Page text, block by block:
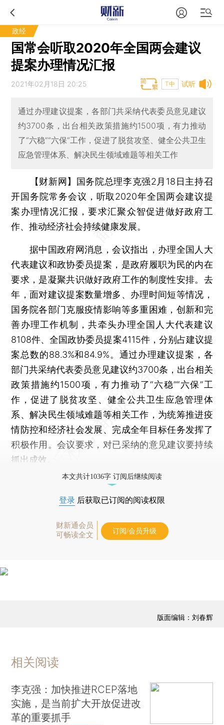
政经
国常会听取2020年全国两会建议
提案办理情况汇报
试听
2021年02月18日 20:25 T中
通过办理建议提案，各部门共采纳代表委员意见建议
约3700条，出台相关政策措施约1500项，有力推动
了“六稳”“六保”工作，促进了脱贫攻坚、健全公共卫生
应急管理体系、解决民生领域难题等相关工作
【财新网】
国务院总理李克强2月18日主持召
开国务院常务会议，听取2020年全国两会建议提
案办理情况汇报，要求汇聚众智促进做好政府工
作、推动经济社会持续健康发展。
据中国政府网消息，会议指出，办理全国人大
代表建议和政协委员提案，是政府履职为民的内在
要求，是凝聚共识做好政府工作的制度性安排。去
年，面对建议提案数量增多、办理时间短等情况，
国务院各部门克服疫情影响等多重困难，创新和完
善办理工作机制，共牵头办理全国人大代表建议
8108件、全国政协委员提案4115件，分别占建议提
案总数的88.3%和84.9%。通过办理建议提案，各
部门共采纳代表委员意见建议约3700条，出台相关
政策措施约1500项，有力推动了“六稳”“六保”工
作，促进了脱贫攻坚、健全公共卫生应急管理体
系、解决民生领域难题等相关工作，为统筹推进疫
情防控和经济社会发展、完成全年目标任务发挥了
积极作用。会议要求，对已采纳的意见建议要持续
抓出成效。
本文共计1036字 订阅后继续阅读
登录 后获取已订阅的阅读权限
财新通会员
可畅读全文
订阅/会员升级
版面编辑：刘春辉
相关阅读
李克强：加快推进RCEP落地
实施，是当前扩大开放促进改
革的重要抓手